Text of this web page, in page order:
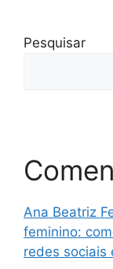
Pesquisar
Ana Beatriz
feminino:
redes sociais